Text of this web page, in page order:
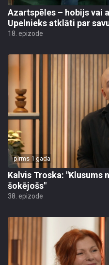
Azartspēles – hobijs vai
Upelnieks atklāti par
18. epizode
pirms 1 gada
Kalvis Troska: "Klusums
šokējošs"
38. epizode